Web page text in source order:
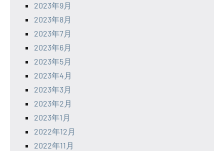
2023年9月
2023年8月
2023年7月
2023年6月
2023年5月
2023年4月
2023年3月
2023年2月
2023年1月
2022年12月
2022年11月